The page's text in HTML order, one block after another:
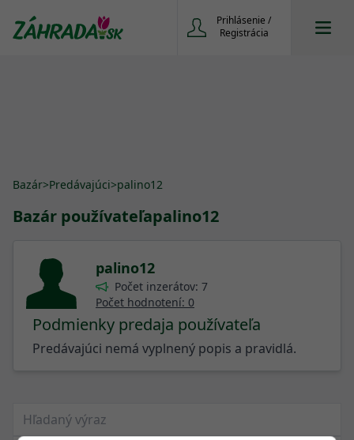
Prihlásenie /
Registrácia
Bazár>Predávajúci>palino12
Bazár používateľapalino12
palino12
Počet inzerátov: 7
Počet hodnotení: 0
Podmienky predaja používateľa
Predávajúci nemá vyplnený popis a pravidlá.